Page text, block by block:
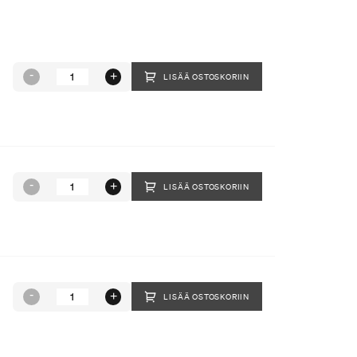
LISÄÄ OSTOSKORIIN
LISÄÄ OSTOSKORIIN
LISÄÄ OSTOSKORIIN